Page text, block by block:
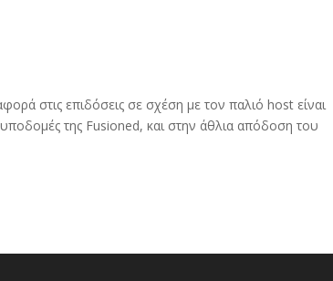
στις επιδόσεις σε σχέση με τον παλιό host είναι
υποδομές της Fusioned, και στην άθλια απόδοση του